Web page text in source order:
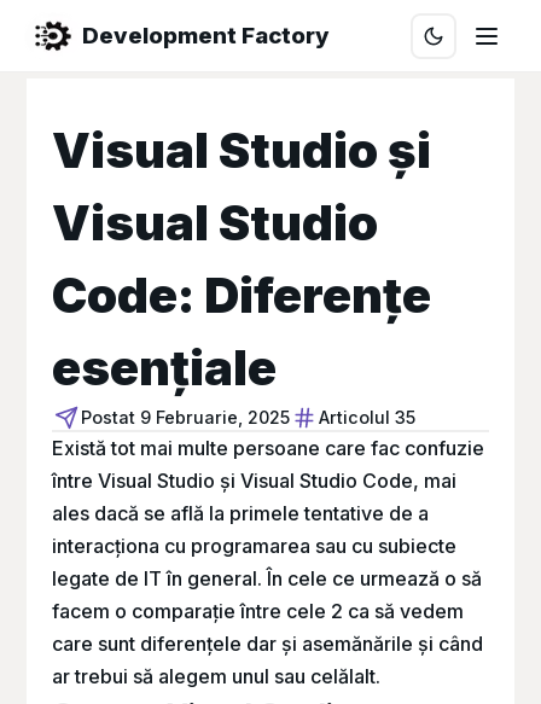
Development Factory
Visual Studio și
Visual Studio
Code: Diferențe
esențiale
Postat 9 Februarie, 2025 Articolul 35
Există tot mai multe persoane care fac confuzie
între Visual Studio și Visual Studio Code, mai
ales dacă se află la primele tentative de a
interacționa cu programarea sau cu subiecte
legate de IT în general. În cele ce urmează o să
facem o comparație între cele 2 ca să vedem
care sunt diferențele dar și asemănările și când
ar trebui să alegem unul sau celălalt.